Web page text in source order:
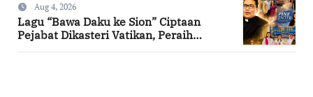
Aug 4, 2026
Lagu “Bawa Daku ke Sion” Ciptaan
Pejabat Dikasteri Vatikan, Peraih